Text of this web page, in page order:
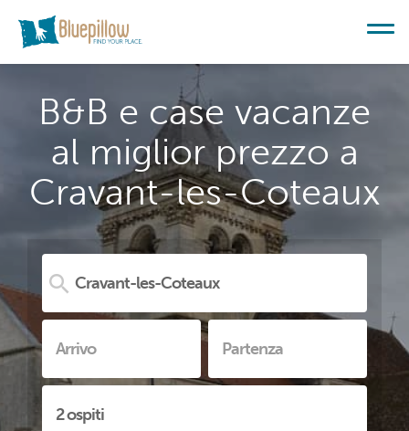
B&B e case vacanze
al miglior prezzo a
Cravant-les-Coteaux